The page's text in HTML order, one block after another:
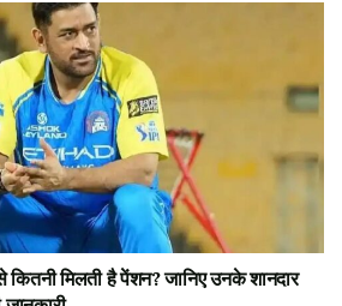
मिलती है पेंशन? जानिए उनके शानदार